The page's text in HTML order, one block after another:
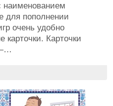
наименованием
для пополнении
очень удобно
карточки. Карточки